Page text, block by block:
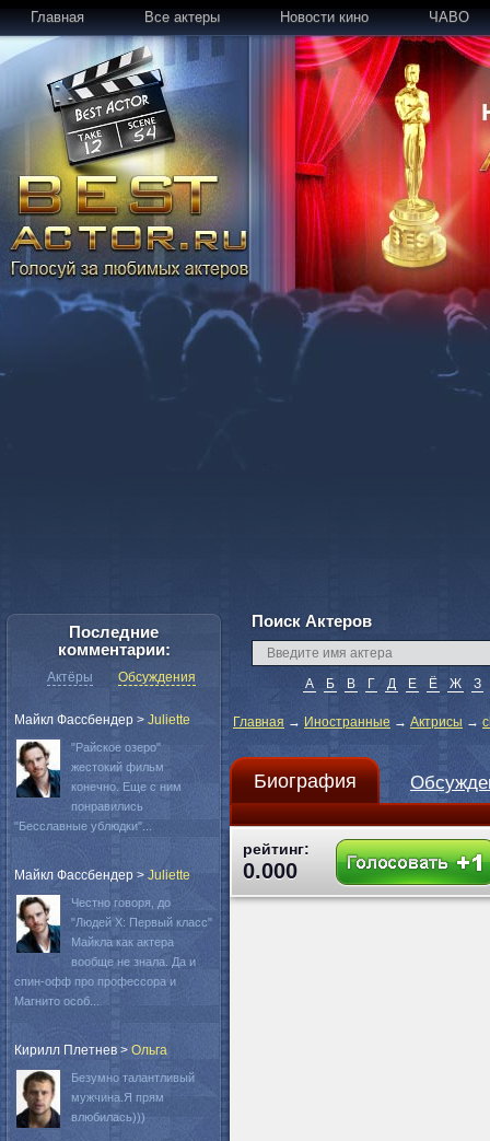
Главная Все актеры Новости кино ЧАВО
Поиск Актеров
А Б В Г Д Е Ё Ж З
Главная → Иностранные → Актрисы →
Биография
рейтинг:
0.000
Последние
комментарии:
Актёры Обсуждения
Майкл Фассбендер > Juliette
"Райское озеро"
жестокий фильм
конечно. Еще с ним
понравились
"Бесславные ублюдки"...
Майкл Фассбендер > Juliette
Честно говоря, до
"Людей Х: Первый класс"
Майкла как актера
вообще не знала. Да и
спин-офф про профессора и
Магнито особ...
Кирилл Плетнев > Oльга
Безумно талантливый
мужчина.Я прям
влюбилась)))